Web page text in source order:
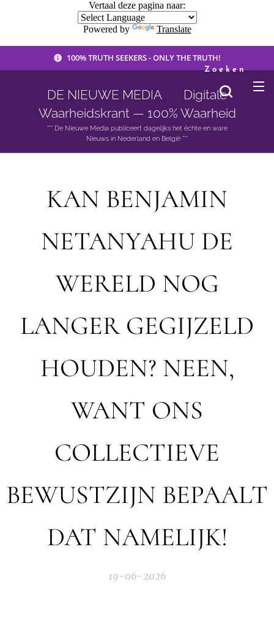
Vertaal deze pagina naar:
Powered by Translate
100% TRUTH SEEKERS - ONLY THE TRUTH!
DE NIEUWE MEDIA 🟣 Digitale
Waarheidskrant — 100% Waarheid
*** De Nieuwe Media publiceert dagelijks het èchte en ware
Nieuws in Nederland en België ***
Zoeken
KAN BENJAMIN
NETANYAHU DE
WERELD NOG
LANGER GEGIJZELD
HOUDEN? NEEN,
WANT ONS
COLLECTIEVE
BEWUSTZIJN BEPAALT
DAT NAMELIJK!
19-06-2026